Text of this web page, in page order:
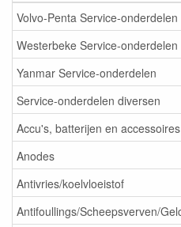
Volvo-Penta Service-onderdelen
Westerbeke Service-onderdelen
Yanmar Service-onderdelen
Service-onderdelen diversen
Accu's, batterijen en accessoires
Anodes
Antivries/koelvloeistof
Antifoullings/Scheepsverven/